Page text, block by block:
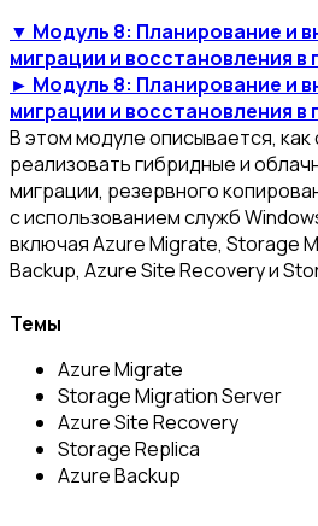
▼ Модуль 8: Планирование и
миграции и восстановления в
► Модуль 8: Планирование и
миграции и восстановления в
В этом модуле описывается, как
реализовать гибридные и
миграции, резервного
с использованием служб
включая Azure Migrate, Storage
Backup, Azure Site Recovery и
Темы
Azure Migrate
Storage Migration Server
Azure Site Recovery
Storage Replica
Azure Backup